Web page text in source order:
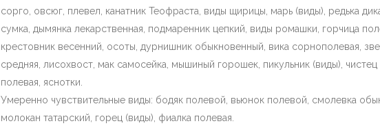
сорго, овсюг, плевел, канатник Теофраста, виды щирицы, марь (виды), редька
сумка, дымянка лекарственная, подмаренник цепкий, виды ромашки, горчица
крестовник весенний, осоты, дурнишник обыкновенный, вика сорнополевая,
средняя, лисохвост, мак самосейка, мышиный горошек, пикульник (виды), чистец
полевая, яснотки.
Умеренно чувствительные виды: бодяк полевой, вьюнок полевой, смолевка
молокан татарский, горец (виды), фиалка полевая.